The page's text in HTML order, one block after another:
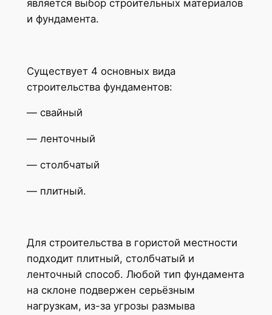
является выбор строительных материалов
и фундамента.
Существует 4 основных вида
строительства фундаментов:
— свайный
— ленточный
— столбчатый
— плитный.
Для строительства в гористой местности
подходит плитный, столбчатый и
ленточный способ. Любой тип фундамента
на склоне подвержен серьёзным
нагрузкам, из-за угрозы размыва